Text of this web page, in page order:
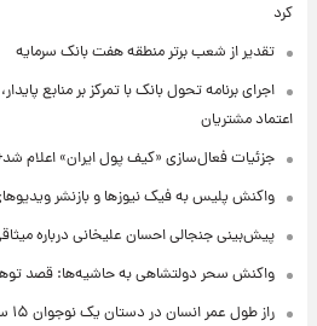
کرد
تقدیر از شعب برتر منطقه هفت بانک سرمایه
اجرای برنامه تحول بانک با تمرکز بر منابع
اعتماد مشتریان
جزئیات فعال‌سازی «کیف پول ایران» اعلام
واکنش پلیس به فیک نیوزها و بازنشر
پیش‌بینی جنجالی احسان علیخانی درباره
واکنش سحر دولتشاهی به حاشیه‌ها: قصد